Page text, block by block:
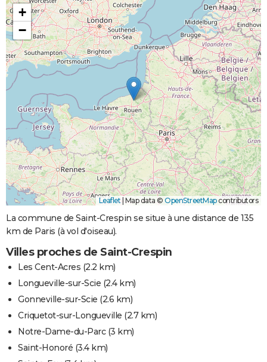
+
−
Leaflet Map data © OpenStreetMapcontributors
La commune de Saint-Crespin se situe à une distance de 135
km de Paris (à vol d'oiseau).
Villes proches de Saint-Crespin
Les Cent-Acres (2.2 km)
Longueville-sur-Scie (2.4 km)
Gonneville-sur-Scie (2.6 km)
Criquetot-sur-Longueville (2.7 km)
Notre-Dame-du-Parc(3 km)
Saint-Honoré (3.4 km)